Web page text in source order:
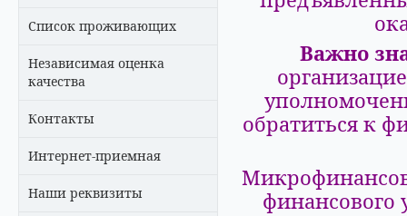
Список проживающих
Независимая оценка
качества
Контакты
Интернет-приемная
Наши реквизиты
Важно
обратиться к
финансового